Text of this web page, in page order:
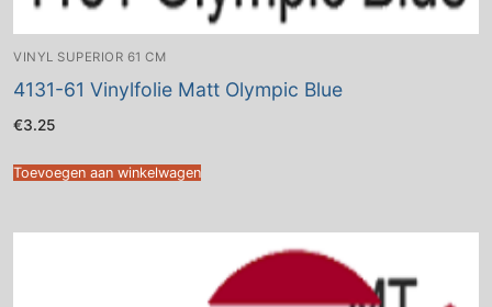
VINYL SUPERIOR 61 CM
4131-61 Vinylfolie Matt Olympic Blue
€3.25
Toevoegen aan winkelwagen